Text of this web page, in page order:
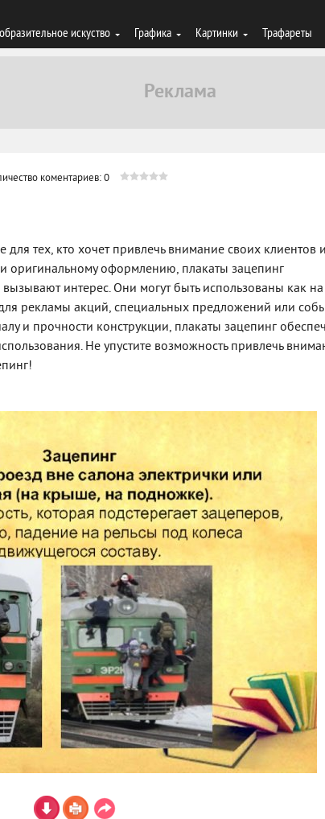
искуство Графика Картинки Трафареты
коментариев: 0
тех, кто хочет привлечь внимание своих клиентов
оригинальному оформлению, плакаты зацепинг
интерес. Они могут быть использованы как
рекламы акций, специальных предложений или
и прочности конструкции, плакаты зацепинг
Не упустите возможность привлечь